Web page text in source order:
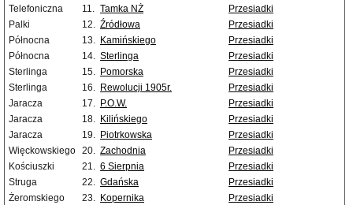
Telefoniczna
11. Tamka NŻ
Przesiadki
Palki
12. Źródłowa
Przesiadki
Północna
13. Kamińskiego
Przesiadki
Północna
14. Sterlinga
Przesiadki
Sterlinga
15. Pomorska
Przesiadki
Sterlinga
16. Rewolucji 1905r.
Przesiadki
Jaracza
17. P.O.W.
Przesiadki
Jaracza
18. Kilińskiego
Przesiadki
Jaracza
19. Piotrkowska
Przesiadki
Więckowskiego 20. Zachodnia
Przesiadki
Kościuszki
21. 6 Sierpnia
Przesiadki
Struga
22. Gdańska
Przesiadki
Żeromskiego
23. Kopernika
Przesiadki